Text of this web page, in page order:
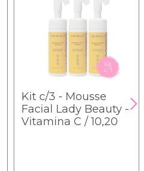
Kit c/3 - Mousse
Facial Lady Beauty -
Vitamina C / 10,20